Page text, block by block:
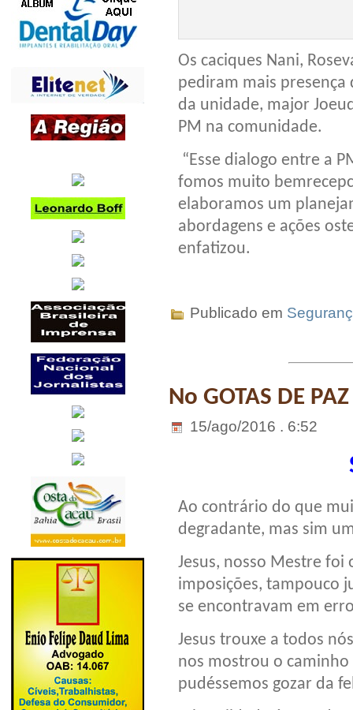
Os caciques Nani,
pediram mais presença
da unidade, major
PM na comunidade.
“Esse dialogo entre a
fomos muito bem
elaboramos um
abordagens e ações
enfatizou.
Publicado em
No GOTAS DE PAZ
15/ago/2016 . 6:52
Ao contrário do que
degradante, mas sim
Jesus, nosso Mestre foi
imposições, tampouco
se encontravam em
Jesus trouxe a todos
nos mostrou o
pudéssemos gozar da